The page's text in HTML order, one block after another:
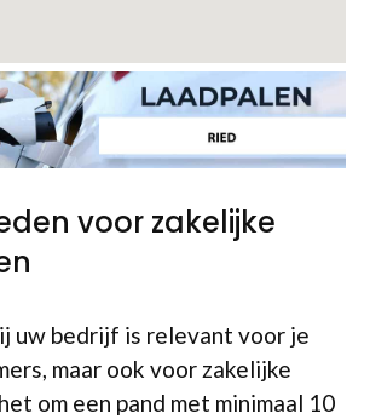
voor zakelijke
uw bedrijf is relevant voor je
maar ook voor zakelijke
om een pand met minimaal 10